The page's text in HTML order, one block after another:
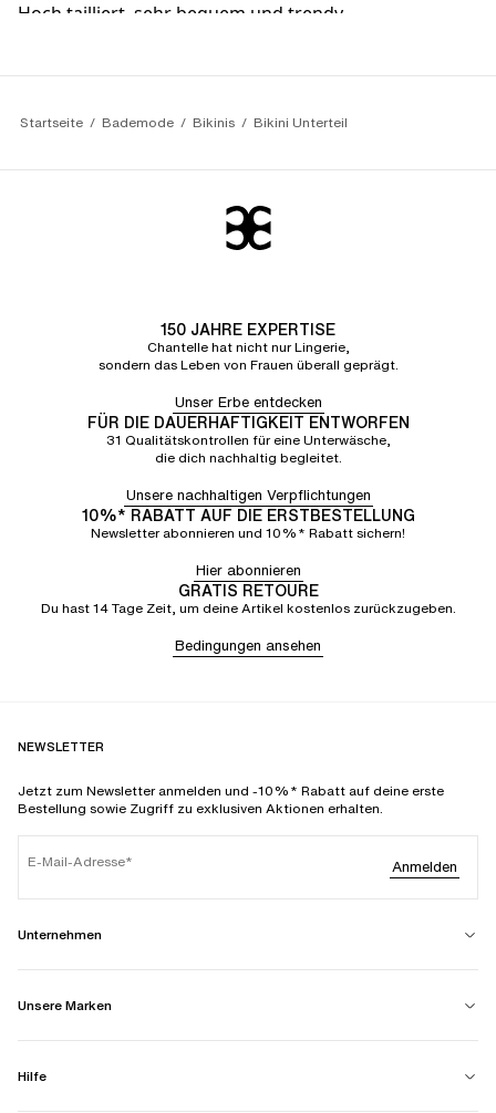
Hoch tailliert, sehr bequem und trendy
Startseite Bademode Bikinis Bikini Unterteil
150 JAHRE EXPERTISE
Chantelle hat nicht nur Lingerie,
sondern das Leben von Frauen überall geprägt.
Unser Erbe entdecken
FÜR DIE DAUERHAFTIGKEIT ENTWORFEN
31 Qualitätskontrollen für eine Unterwäsche,
die dich nachhaltig begleitet.
Unsere nachhaltigen Verpflichtungen
10%* RABATT AUF DIE ERSTBESTELLUNG
Newsletter abonnieren und 10%* Rabatt sichern!
Hier abonnieren
GRATIS RETOURE
Du hast 14 Tage Zeit, um deine Artikel kostenlos zurückzugeben.
Bedingungen ansehen
NEWSLETTER
Jetzt zum Newsletter anmelden und -10%* Rabatt auf deine erste
Bestellung sowie Zugriff zu exklusiven Aktionen erhalten.
E-Mail-Adresse Anmelden
Unternehmen
Unsere Marken
Hilfe